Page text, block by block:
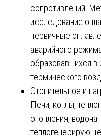
сопротивлений.
исследование
первичные
аварийного
образовавшихся в
термического
Отопительное и
Печи, котлы,
отопления,